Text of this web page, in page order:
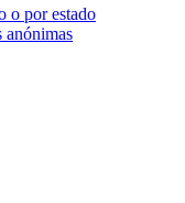
o por estado
anónimas